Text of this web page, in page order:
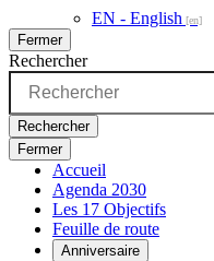
EN - English
Fermer
Rechercher
Rechercher
Fermer
Accueil
Agenda 2030
Les 17 Objectifs
Feuille de route
Anniversaire